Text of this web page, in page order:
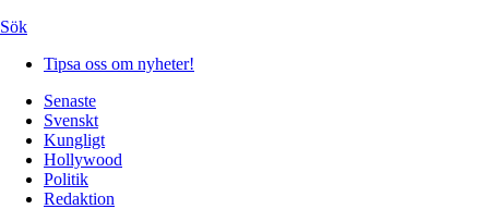
Sök
Tipsa oss om nyheter!
Senaste
Svenskt
Kungligt
Hollywood
Politik
Redaktion